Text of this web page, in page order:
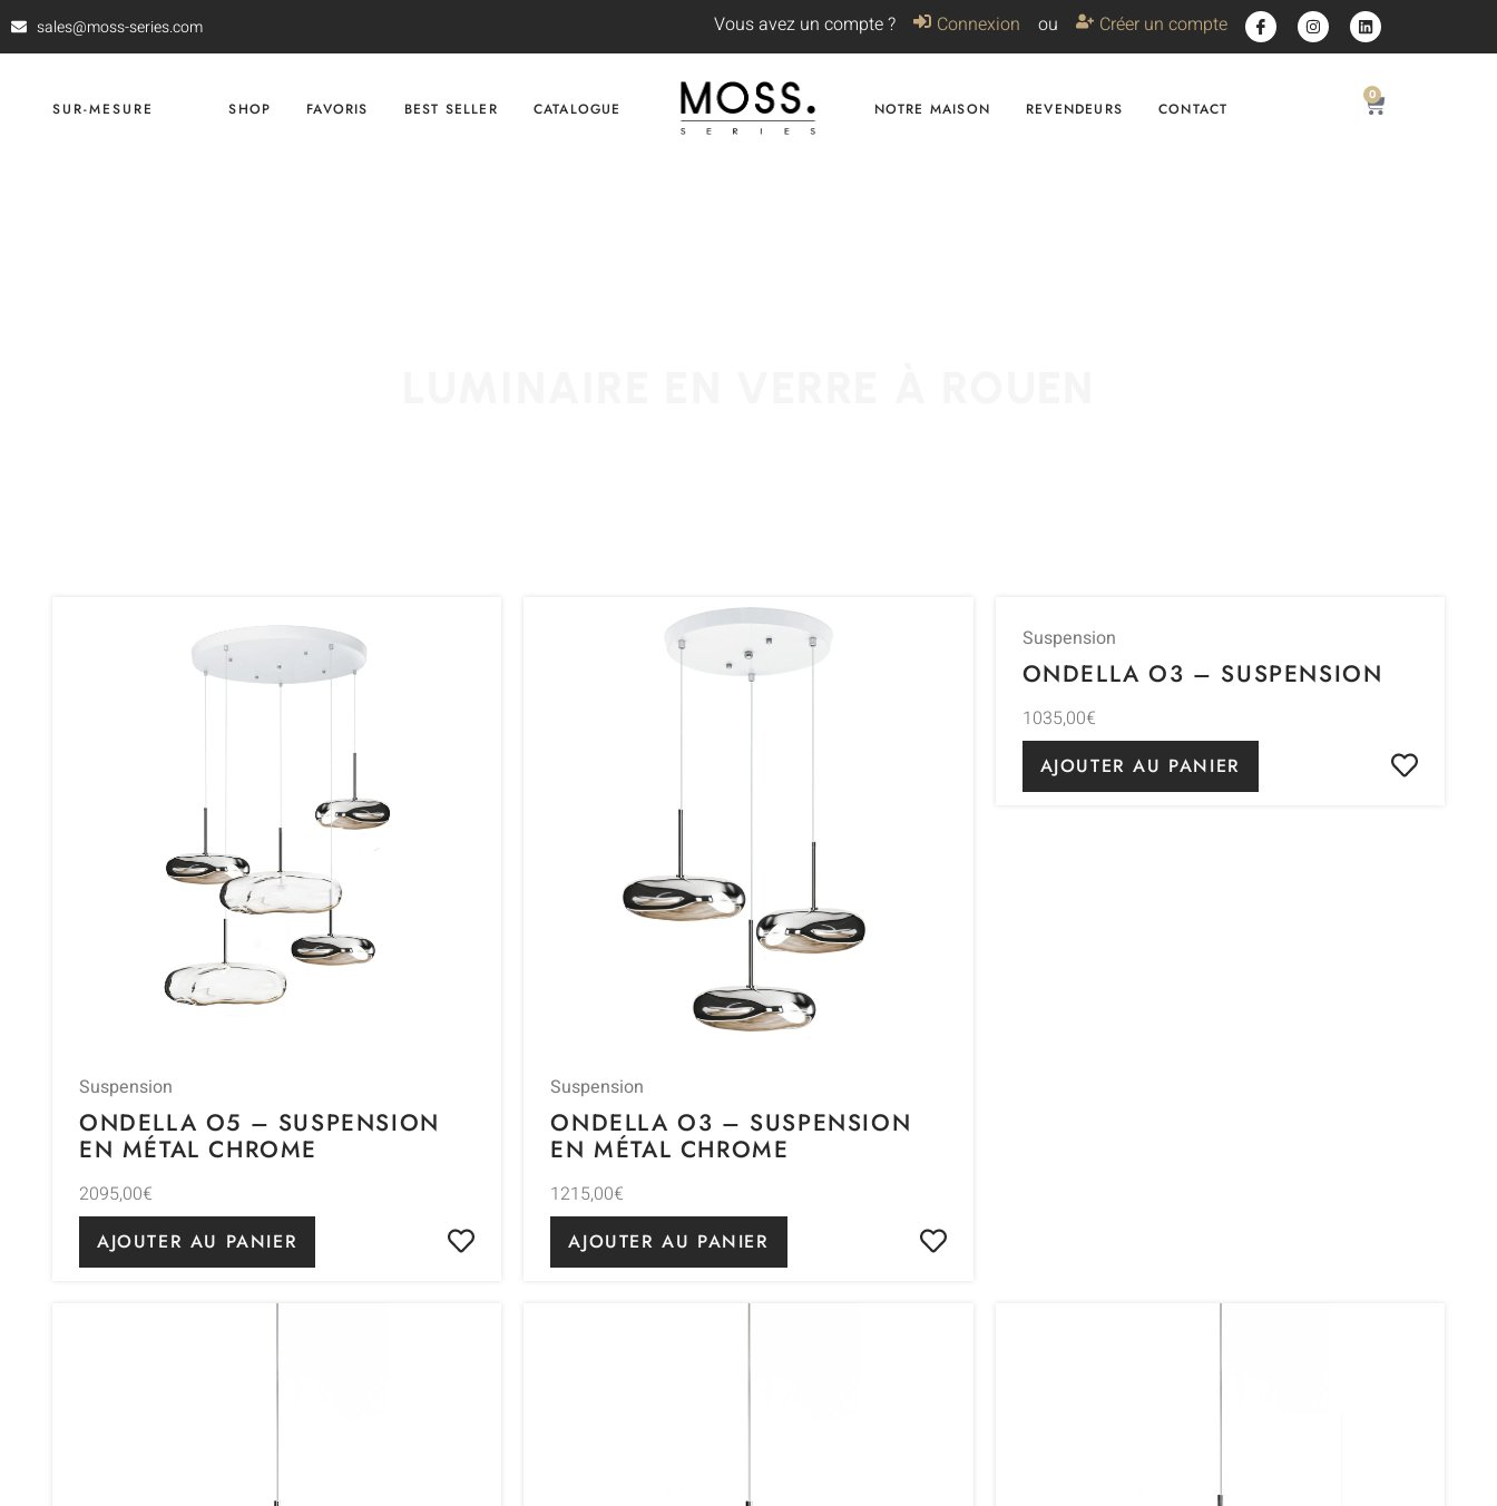
sales@moss-series.com Vous avez un compte ? Connexion ou Créer un compte
SUR-MESURE SHOP FAVORIS BEST SELLER CATALOGUE NOTRE MAISON REVENDEURS CONTACT
0
Suspension
ONDELLA O5 – SUSPENSION
EN MÉTAL CHROME
2095,00€
AJOUTER AU PANIER
Suspension
ONDELLA O3 – SUSPENSION
EN MÉTAL CHROME
1215,00€
AJOUTER AU PANIER
Suspension
ONDELLA O3 – SUSPENSION
1035,00€
AJOUTER AU PANIER